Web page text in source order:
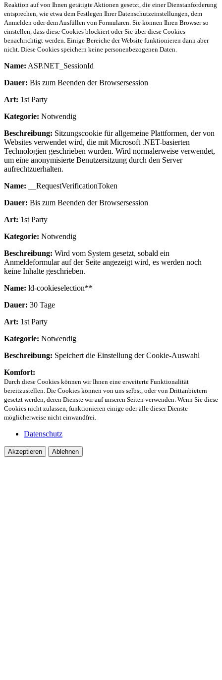
Reaktion auf von Ihnen getätigte Aktionen gesetzt, die einer Dienstanforderung
entsprechen, wie etwa dem Festlegen Ihrer Datenschutzeinstellungen, dem
Anmelden oder dem Ausfüllen von Formularen. Sie können Ihren Browser so
einstellen, dass diese Cookies blockiert oder Sie über diese Cookies
benachrichtigt werden. Einige Bereiche der Website funktionieren dann aber
nicht. Diese Cookies speichern keine personenbezogenen Daten.
Name: ASP.NET_SessionId
Dauer: Bis zum Beenden der Browsersession
Art: 1st Party
Kategorie: Notwendig
Beschreibung: Sitzungscookie für allgemeine Plattformen, der von
Websites verwendet wird, die mit Microsoft .NET-basierten
Technologien geschrieben wurden. Wird normalerweise verwendet,
um eine anonymisierte Benutzersitzung durch den Server
aufrechtzuerhalten.
Name: __RequestVerificationToken
Dauer: Bis zum Beenden der Browsersession
Art: 1st Party
Kategorie: Notwendig
Beschreibung: Wird vom System gesetzt, sobald ein
Anmeldeformular auf der Seite angezeigt wird, es werden noch
keine Inhalte geschrieben.
Name: ld-cookieselection**
Dauer: 30 Tage
Art: 1st Party
Kategorie: Notwendig
Beschreibung: Speichert die Einstellung der Cookie-Auswahl
Komfort:
Durch diese Cookies können wir Ihnen eine erweiterte Funktionalität
bereitzustellen. Die Cookies können von uns selbst, oder von Drittanbietern
gesetzt werden, deren Dienste wir auf unseren Seiten verwenden. Wenn Sie diese
Cookies nicht zulassen, funktionieren einige oder alle dieser Dienste
möglicherweise nicht einwandfrei.
Datenschutz
Akzeptieren Ablehnen